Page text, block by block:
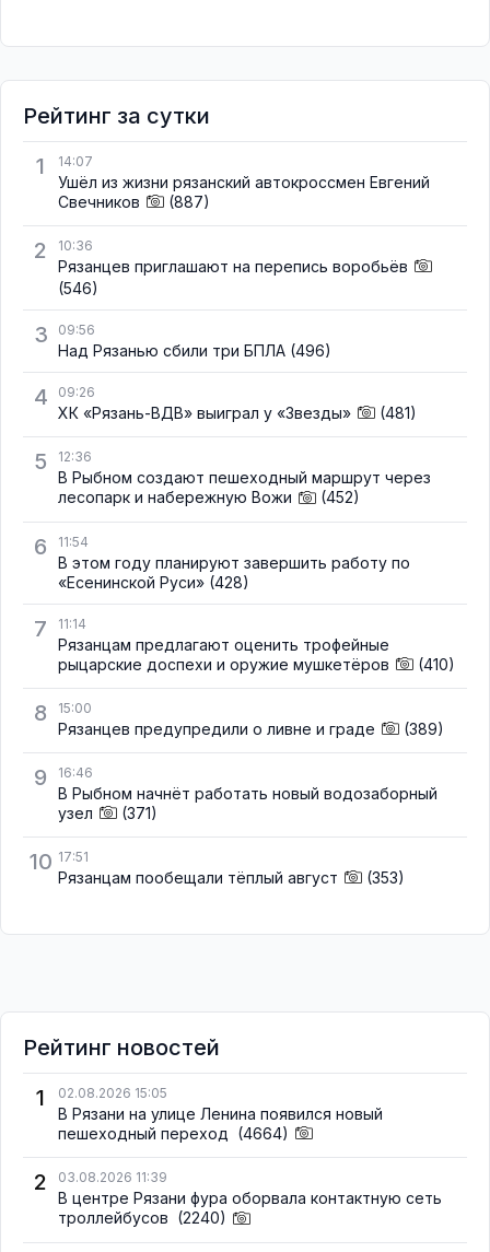
Рейтинг за сутки
1
14:07
Ушёл из жизни рязанский автокроссмен Евгений
Свечников
(887)
2 10:36
Рязанцев приглашают на перепись воробьёв
(546)
3 09:56
Над Рязанью сбили три БПЛА (496)
4 09:26
ХК «Рязань-ВДВ» выиграл у «Звезды» (481)
5 12:36
В Рыбном создают пешеходный маршрут через
лесопарк и набережную Вожи
(452)
6 11:54
В этом году планируют завершить работу по
«Есенинской Руси» (428)
7 11:14
Рязанцам предлагают оценить трофейные
рыцарские доспехи и оружие мушкетёров
(410)
8 15:00
Рязанцев предупредили о ливне и граде (389)
9 16:46
В Рыбном начнёт работать новый водозаборный
узел
(371)
10 17:51
Рязанцам пообещали тёплый август (353)
Рейтинг новостей
1
02.08.2026 15:05
В Рязани на улице Ленина появился новый
пешеходный переход (4664)
2 03.08.2026 11:39
В центре Рязани фура оборвала контактную сеть
троллейбусов (2240)